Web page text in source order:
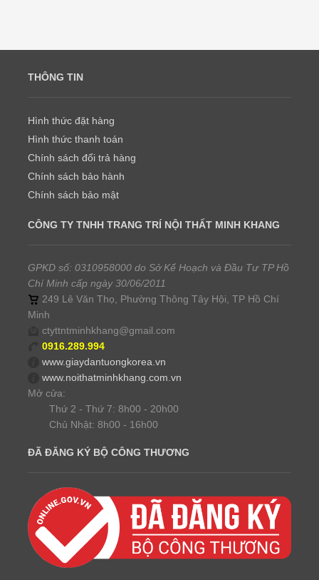
THÔNG TIN
Hình thức đặt hàng
Hình thức thanh toán
Chính sách đổi trả hàng
Chính sách bảo hành
Chính sách bảo mật
CÔNG TY TNHH TRANG TRÍ NỘI THẤT MINH KHANG
GPKD số: 0310958000 do Sở Kế Hoạch và Đầu Tư TP Hồ
Chí Minh cấp ngày 30/06/2011
249 Lê Văn Thọ, Phường Thông Tây Hội, TP Hồ Chí
Minh
ctyttntminhkhang@gmail.com
0916.289.994
www.giaydantuongkorea.vn
www.noithatminhkhang.com.vn
Mở cửa:
Thứ 2 - Thứ 7: 8h00 - 20h00
Chủ Nhật: 8h00 - 16h00
ĐÃ ĐĂNG KÝ BỘ CÔNG THƯƠNG